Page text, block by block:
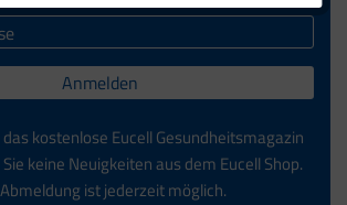
Anmelden
kostenlose Eucell Gesundheitsmagazin
keine Neuigkeiten aus dem Eucell Shop.
ist jederzeit möglich.